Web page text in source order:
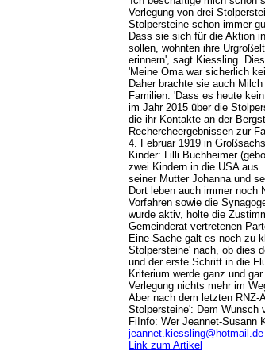
Verlegung von drei
Stolpersteine schon immer
Dass sie sich für die Aktion
sollen, wohnten ihre
erinnern', sagt Kiessling.
'Meine Oma war sicherlich
Daher brachte sie auch
Familien. 'Dass es heute
im Jahr 2015 über die
die ihr Kontakte an der
Rechercheergebnissen zur
4. Februar 1919 in
Kinder: Lilli Buchheimer
zwei Kindern in die USA
seiner Mutter Johanna und
Dort leben auch immer noch
Vorfahren sowie die
wurde aktiv, holte die
Gemeinderat vertretenen
Eine Sache galt es noch zu
Stolpersteine' nach, ob dies
und der erste Schritt in die
Kriterium werde ganz und
Verlegung nichts mehr im
Aber nach dem letzten
Stolpersteine': Dem Wunsch
FiInfo: Wer Jeannet-Susann
jeannet.kiessling@hotmail.de
Link zum Artikel